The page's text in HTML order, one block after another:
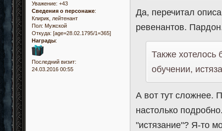
Уважение: +43
Сведения о персонаже:
Клирик, лейтенант
Пол: Мужской
Откуда: [age=28.02.1795/1=365]
Награды:
Последний визит:
24.03.2016 00:55
Да, перечитал
ревенантов.
Также
обучении,
А вот тут сложнее.
настолько
"истязание"? Я-то